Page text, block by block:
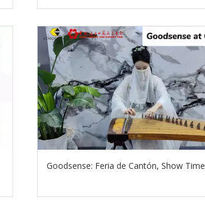
Goodsense: Feria de Cantón, Show Time